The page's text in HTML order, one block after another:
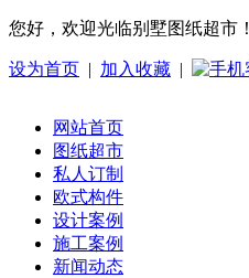
您好，欢迎光临别墅图纸超市！
设为首页 | 加入收藏 |
网站首页
图纸超市
私人订制
欧式构件
设计案例
施工案例
新闻动态